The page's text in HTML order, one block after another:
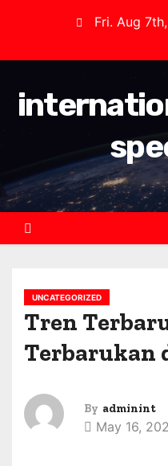
t
Fri. Aug
UNCATEGORIZED
Tren
Terbarukan
By adminint
May 16,